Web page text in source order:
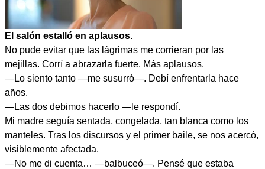
El salón estalló en aplausos.
No pude evitar que las lágrimas me corrieran por las
mejillas. Corrí a abrazarla fuerte. Más aplausos.
—Lo siento tanto —me susurró—. Debí enfrentarla hace
años.
—Las dos debimos hacerlo —le respondí.
Mi madre seguía sentada, congelada, tan blanca como los
manteles. Tras los discursos y el primer baile, se nos acercó,
visiblemente afectada.
—No me di cuenta… —balbuceó—. Pensé que estaba